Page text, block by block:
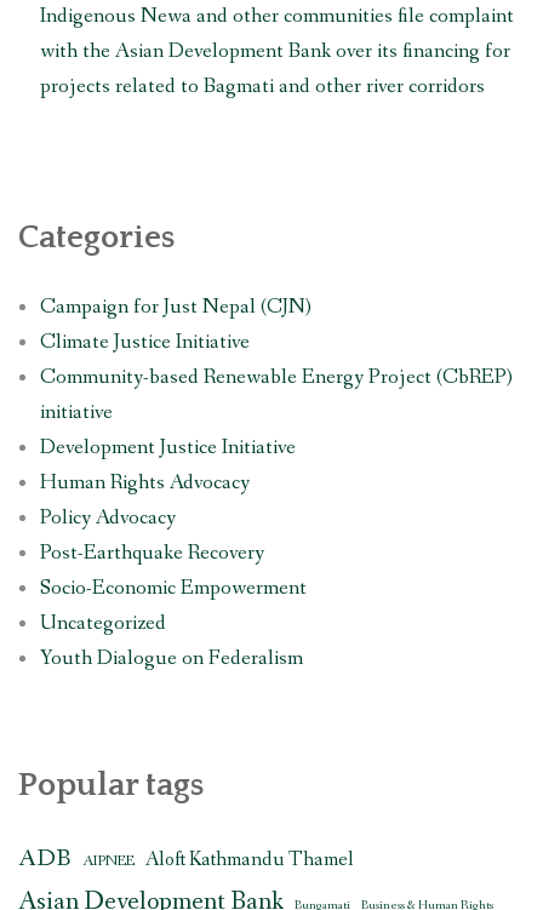
Indigenous Newa and other communities file complaint
with the Asian Development Bank over its financing for
projects related to Bagmati and other river corridors
Categories
Campaign for Just Nepal (CJN)
Climate Justice Initiative
Community-based Renewable Energy Project (CbREP)
initiative
Development Justice Initiative
Human Rights Advocacy
Policy Advocacy
Post-Earthquake Recovery
Socio-Economic Empowerment
Uncategorized
Youth Dialogue on Federalism
Popular tags
ADB AIPNEE Aloft Kathmandu Thamel
Asian Development Bank Bungamati Business & Human Rights